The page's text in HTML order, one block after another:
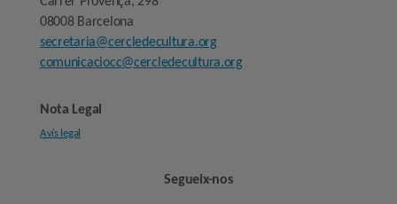
08008 Barcelona
secretaria@cercledecultura.org
comunicaciocc@cercledecultura.org
Nota Legal
Avís legal
Segueix-nos